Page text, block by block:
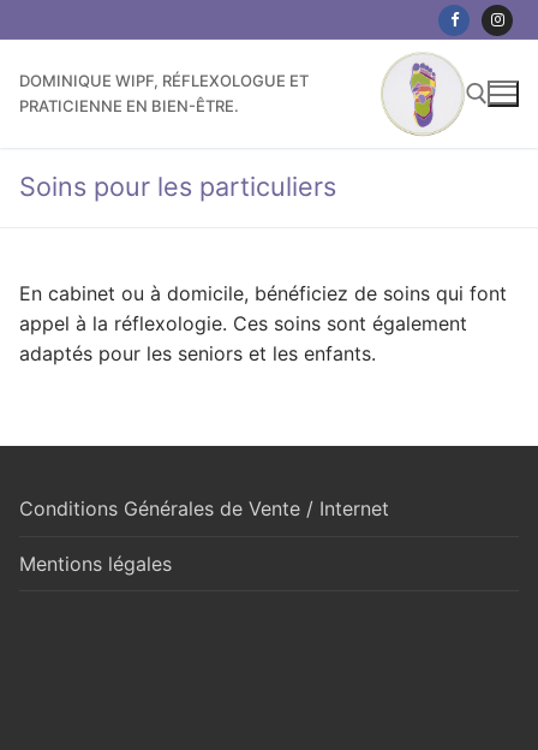
au
contenu
DOMINIQUE WIPF, RÉFLEXOLOGUE ET
PRATICIENNE EN BIEN-ÊTRE.
Rechercher :
Soins pour les particuliers
En cabinet ou à domicile, bénéficiez de soins qui font
appel à la réflexologie. Ces soins sont également
adaptés pour les seniors et les enfants.
Conditions Générales de Vente / Internet
Mentions légales